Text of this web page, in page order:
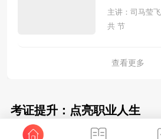
主讲：司马莹飞
共 节
查看更多
考证提升：点亮职业人生